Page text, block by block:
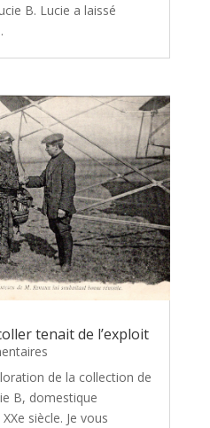
B. Lucie a laissé
tenait de l’exploit
de la collection de
B, domestique
siècle. Je vous